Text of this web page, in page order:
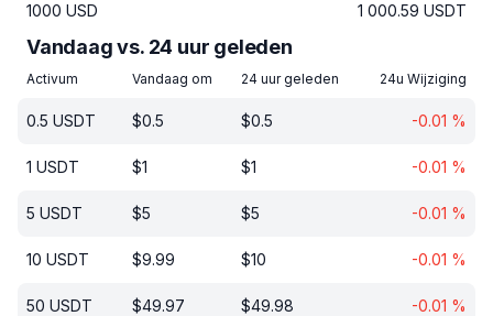
1000 USD 1 000.59 USDT
Vandaag vs. 24 uur geleden
Activum Vandaag om 24 uur geleden 24u Wijziging
0.5 USDT $0.5 $0.5 -0.01 %
1 USDT $1 $1 -0.01 %
5 USDT $5 $5 -0.01 %
10 USDT $9.99 $10 -0.01 %
50 USDT $49.97 $49.98 -0.01 %